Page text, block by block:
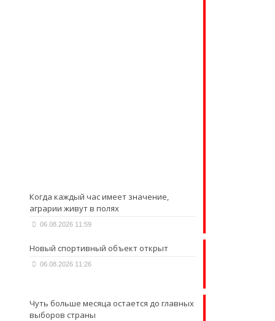
Когда каждый час имеет значение,
аграрии живут в полях
06.08.2026 11:59
Новый спортивный объект открыт
06.08.2026 11:26
Чуть больше месяца остается до главных
выборов страны